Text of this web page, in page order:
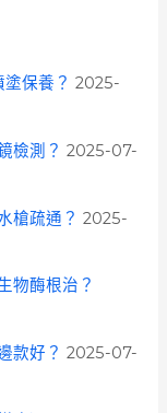
保養？ 2025-
檢測？ 2025-07-
槍疏通？ 2025-
物酶根治？
款好？ 2025-07-